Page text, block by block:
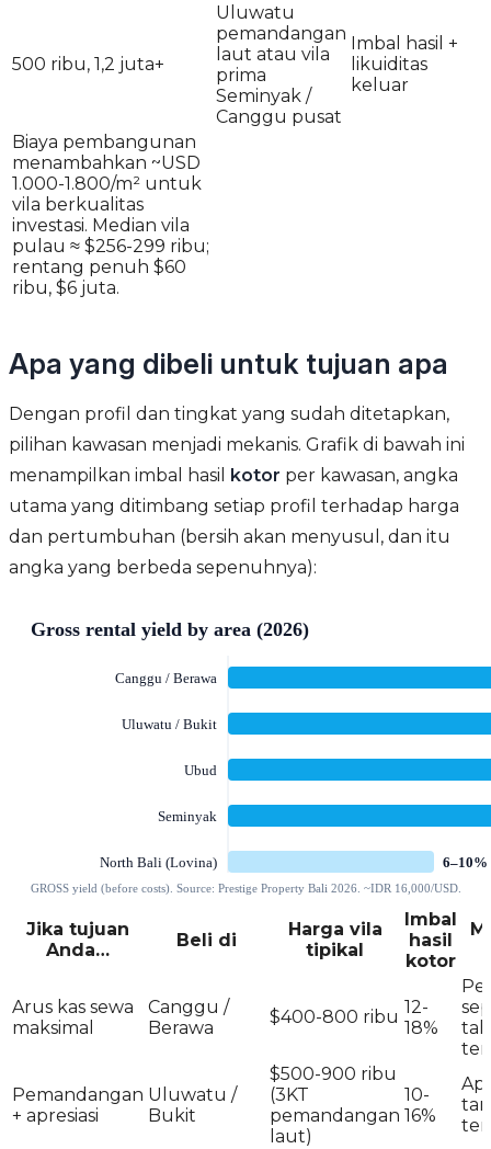
500 ribu, 1,2 juta+
Uluwatu
pemandangan
laut atau vila
prima
Seminyak /
Canggu pusat
Imbal hasil +
likuiditas
keluar
Biaya pembangunan
menambahkan ~USD
1.000-1.800/m² untuk
vila berkualitas
investasi. Median vila
pulau ≈ $256-299 ribu;
rentang penuh $60
ribu, $6 juta.
Apa yang dibeli untuk tujuan apa
Dengan profil dan tingkat yang sudah ditetapkan,
pilihan kawasan menjadi mekanis. Grafik di bawah ini
menampilkan imbal hasil kotor per kawasan, angka
utama yang ditimbang setiap profil terhadap harga
dan pertumbuhan (bersih akan menyusul, dan itu
angka yang berbeda sepenuhnya):
Jika tujuan
Anda…
Beli di
Harga vila
tipikal
Imbal
hasil
kotor
Arus kas sewa
maksimal
Canggu /
Berawa
$400-800 ribu 12-
18%
Pemandangan
+ apresiasi
Uluwatu /
Bukit
$500-900 ribu
(3KT
pemandangan
laut)
10-
16%